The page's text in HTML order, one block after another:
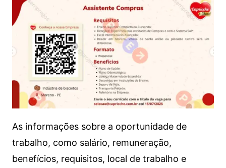
As informações sobre a oportunidade de
trabalho, como salário, remuneração,
benefícios, requisitos, local de trabalho e